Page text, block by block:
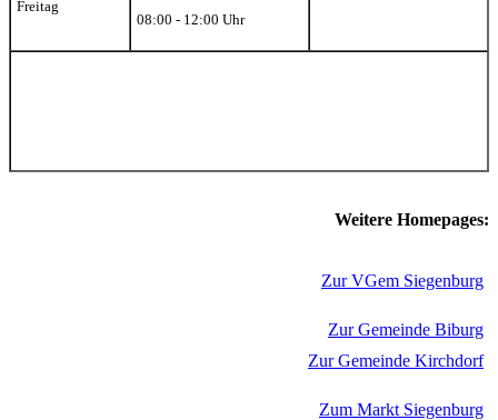
Freitag
08:00 - 12:00 Uhr
Weitere Homepages:
Zur VGem Siegenburg
Zur Gemeinde Biburg
Zur Gemeinde Kirchdorf
Zum Markt Siegenburg